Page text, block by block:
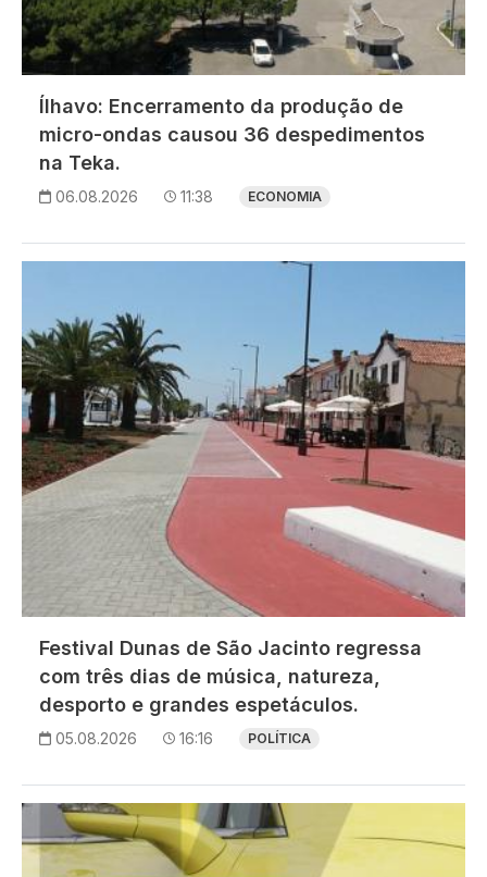
Ílhavo: Encerramento da produção de
micro-ondas causou 36 despedimentos
na Teka.
06.08.2026 11:38 ECONOMIA
Festival Dunas de São Jacinto regressa
com três dias de música, natureza,
desporto e grandes espetáculos.
05.08.2026 16:16 POLÍTICA
Imagem